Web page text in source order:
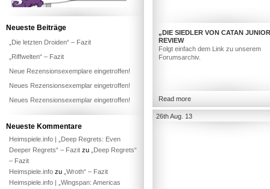
„DIE SIEDLER VON CATAN
REVIEW
Folgt einfach dem Link zu unserem
Forumsarchiv.
Read more
26th Aug. 13
Neueste Beiträge
„Die letzten Droiden“ – Fazit
„Riffwelten“ – Fazit
Neue Rezensionsexemplare eingetroffen!
Neues Rezensionsexemplar eingetroffen!
Neues Rezensionsexemplar eingetroffen!
Neueste Kommentare
Heimspiele.info | „Deep Regrets: Even
Deeper Regrets“ – Fazit zu
„Deep Regrets“
– Fazit
Heimspiele.info zu „Wroth“ – Fazit
Heimspiele.info | „Wingspan: Americas